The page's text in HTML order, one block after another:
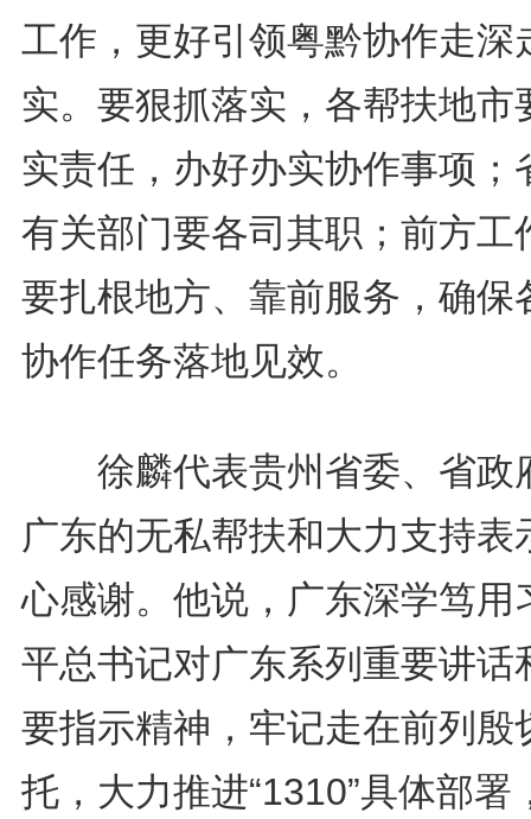
工作，更好引领粤黔协作走深
实。要狠抓落实，各帮扶地市
实责任，办好办实协作事项；
有关部门要各司其职；前方工
要扎根地方、靠前服务，确保
协作任务落地见效。
徐麟代表贵州省委、省政
广东的无私帮扶和大力支持表
心感谢。他说，广东深学笃用
平总书记对广东系列重要讲话
要指示精神，牢记走在前列殷
托，大力推进“1310”具体部署